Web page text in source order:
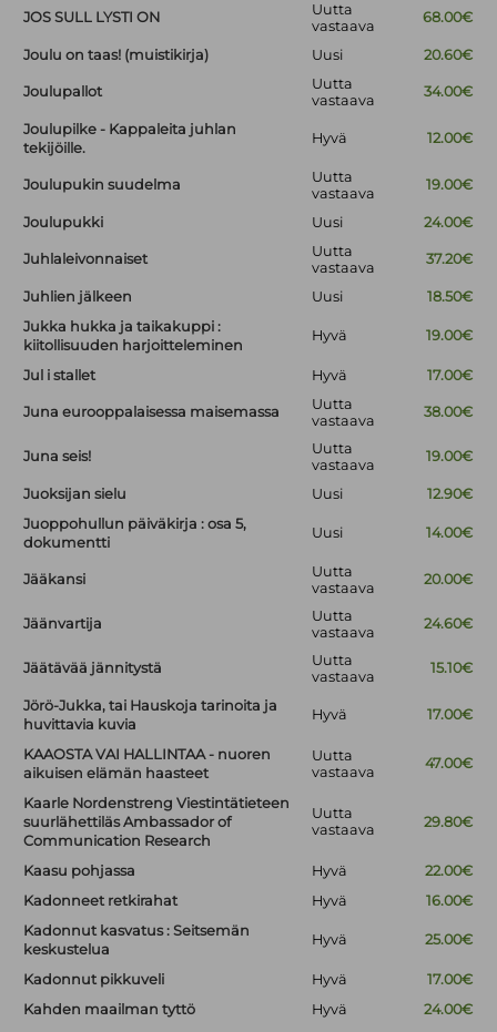
JOS SULL LYSTI ON
Uutta
vastaava
68.00€
Joulu on taas! (muistikirja) Uusi 20.60€
Joulupallot
Uutta
vastaava
34.00€
Joulupilke - Kappaleita juhlan
tekijöille.
Hyvä 12.00€
Joulupukin suudelma
Uutta
vastaava
19.00€
Joulupukki Uusi 24.00€
Juhlaleivonnaiset
Uutta
vastaava
37.20€
Juhlien jälkeen Uusi
18.50€
Jukka hukka ja taikakuppi :
kiitollisuuden harjoitteleminen
Hyvä 19.00€
Jul i stallet Hyvä 17.00€
Juna eurooppalaisessa maisemassa
Uutta
vastaava
38.00€
Juna seis!
Uutta
vastaava
19.00€
Juoksijan sielu Uusi
12.90€
Juoppohullun päiväkirja : osa 5,
dokumentti
Uusi 14.00€
Jääkansi
Uutta
vastaava
20.00€
Jäänvartija
Uutta
vastaava
24.60€
Jäätävää jännitystä
Uutta
vastaava
15.10€
Jörö-Jukka, tai Hauskoja tarinoita ja
huvittavia kuvia
Hyvä 17.00€
KAAOSTA VAI HALLINTAA - nuoren
aikuisen elämän haasteet
Uutta
vastaava
47.00€
Kaarle Nordenstreng Viestintätieteen
suurlähettiläs Ambassador of
Communication Research
Uutta
vastaava
29.80€
Kaasu pohjassa Hyvä
22.00€
Kadonneet retkirahat
Hyvä
16.00€
Kadonnut kasvatus : Seitsemän
keskustelua
Hyvä 25.00€
Kadonnut pikkuveli Hyvä
17.00€
Kahden maailman tyttö
Hyvä
24.00€